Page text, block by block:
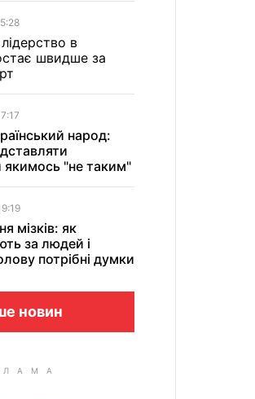
в
швидше за
народ:
якимось "не таким"
мізків: як
за людей і
потрібні думки
новин